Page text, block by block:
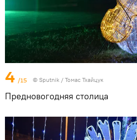
4 /15 © Sputnik / Томас Тхайцук
Предновогодняя столица